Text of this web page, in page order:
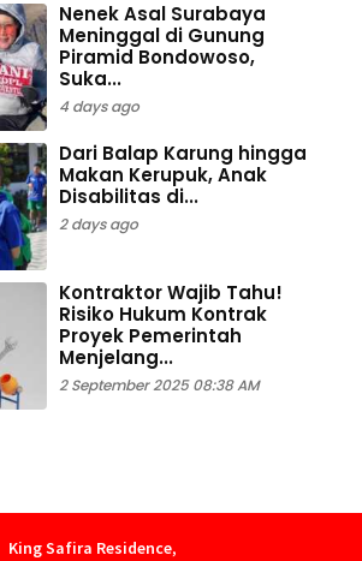
Nenek Asal Surabaya
Meninggal di Gunung
Piramid Bondowoso,
Suka...
4 days ago
Dari Balap Karung hingga
Makan Kerupuk, Anak
Disabilitas di...
2 days ago
Kontraktor Wajib Tahu!
Risiko Hukum Kontrak
Proyek Pemerintah
Menjelang...
2 September 2025 08:38 AM
King Safira Residence,